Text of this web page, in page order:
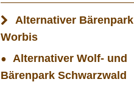
Alternativer Bärenpark
Worbis
Alternativer Wolf- und
Bärenpark Schwarzwald